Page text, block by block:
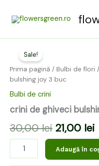
Sale!
Prima pagină / Bulbi de flori /
bulshing joy 3 buc
Bulbi de crini
crini de ghiveci
30,00lei
inițial
a
30,00 lei.
21,00 lei
ghiveci
bulshing
joy
buc
Adaugă în